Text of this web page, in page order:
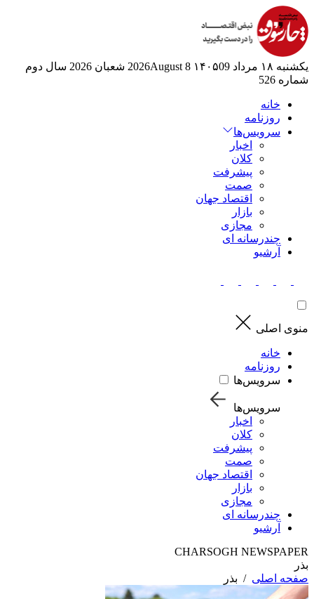
یکشنبه ۱۸ مرداد ۱۴۰۵ 09 2026August 8 شعبان 2026
سال دوم
شماره 526
خانه
روزنامه
سرویس‌ها
اخبار
کلان
پیشرفت
صمت
اقتصاد جهان
بازار
مجازی
چندرسانه ای
آرشیو
منوی اصلی
خانه
روزنامه
سرویس‌ها
سرویس‌ها
اخبار
کلان
پیشرفت
صمت
اقتصاد جهان
بازار
مجازی
چندرسانه ای
آرشیو
CHARSOGH NEWSPAPER
بذر
صفحه اصلی / بذر